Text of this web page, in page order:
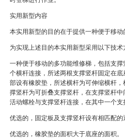
实用新型内容
本实用新型的目的在于提供一种便于移
为实现上述目的本实用新型采用以下技术
一种便于移动的多功能维修梯，包括支
个横杆连接，所述两根支撑竖杆固定在
部设有橡胶垫，所述横杆为可伸缩横杆
撑竖杆为可折叠支撑竖杆，在支撑竖杆
活动螺栓与支撑竖杆连接，在其中一个支
优选的，固定板及支撑竖杆设有相匹配的
优选的，橡胶垫的面积大于底座的面积。